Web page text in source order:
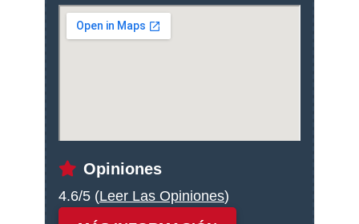
Opiniones
4.6/5 (Leer Las Opiniones)